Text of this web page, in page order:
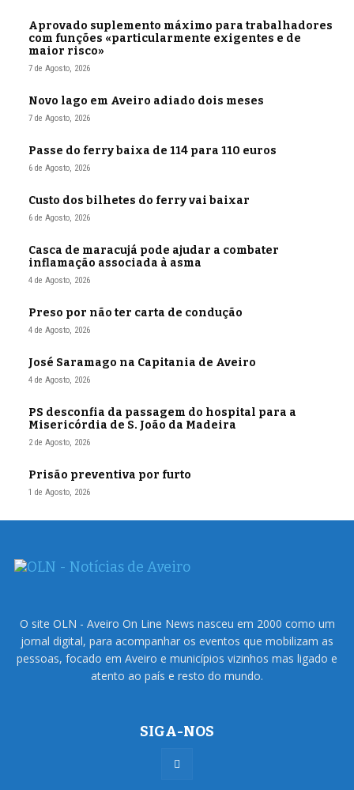
Aprovado suplemento máximo para trabalhadores
com funções «particularmente exigentes e de
maior risco»
7 de Agosto, 2026
Novo lago em Aveiro adiado dois meses
7 de Agosto, 2026
Passe do ferry baixa de 114 para 110 euros
6 de Agosto, 2026
Custo dos bilhetes do ferry vai baixar
6 de Agosto, 2026
Casca de maracujá pode ajudar a combater
inflamação associada à asma
4 de Agosto, 2026
Preso por não ter carta de condução
4 de Agosto, 2026
José Saramago na Capitania de Aveiro
4 de Agosto, 2026
PS desconfia da passagem do hospital para a
Misericórdia de S. João da Madeira
2 de Agosto, 2026
Prisão preventiva por furto
1 de Agosto, 2026
O site OLN - Aveiro On Line News nasceu em 2000 como um
jornal digital, para acompanhar os eventos que mobilizam as
pessoas, focado em Aveiro e municípios vizinhos mas ligado e
atento ao país e resto do mundo.
SIGA-NOS